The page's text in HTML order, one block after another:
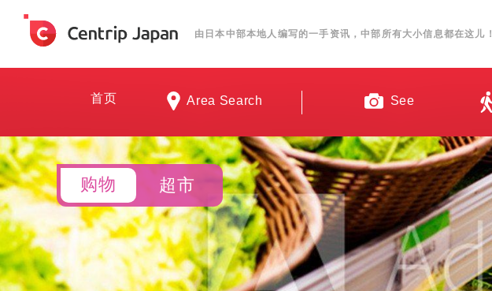
由日本中部本地人编写的一手资讯，中部所有大小信息都在这儿！
首页 Area Search See
购物 超市